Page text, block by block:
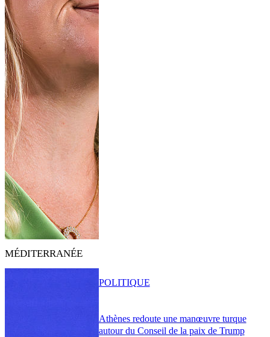
MÉDITERRANÉE
Athènes redoute une manœuvre turque
autour du Conseil de la paix de Trump
POLITIQUE